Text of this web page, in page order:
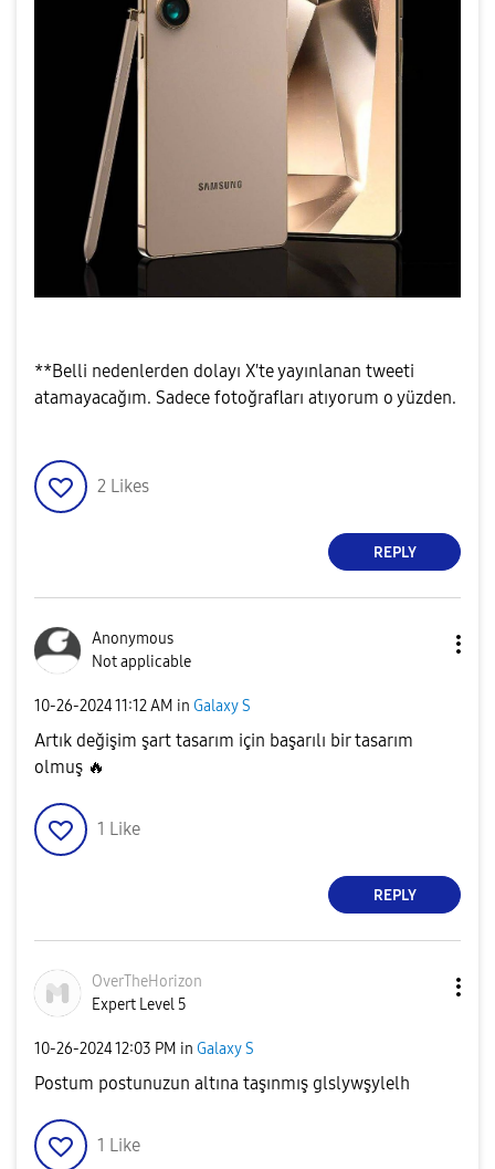
**Belli nedenlerden dolayı X'te yayınlanan tweeti
atamayacağım. Sadece fotoğrafları atıyorum o yüzden.
2 Likes
REPLY
Anonymous
Not applicable
‎10-26-202411:12 AM in Galaxy S
Artık değişim şart tasarım için başarılı bir tasarım
olmuş 🔥
1 Like
REPLY
OverTheHorizon
Expert Level 5
‎10-26-202412:03 PM in Galaxy S
Postum postunuzun altına taşınmış glslywşylelh
1 Like